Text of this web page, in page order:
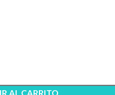
AL CARRITO